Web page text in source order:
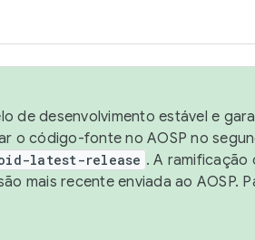
de desenvolvimento estável e
o código-fonte no AOSP no
latest-release . A ramificação
mais recente enviada ao AOSP.